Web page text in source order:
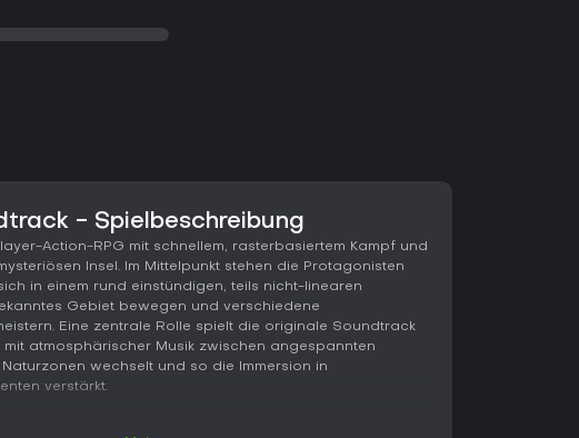
- Spielbeschreibung
Action-RPG mit schnellem, rasterbasiertem Kampf und
Insel. Im Mittelpunkt stehen die Protagonisten
in einem rund einstündigen, teils nicht-linearen
Gebiet bewegen und verschiedene
Eine zentrale Rolle spielt die originale Soundtrack
mit atmosphärischer Musik zwischen angespannten
wechselt und so die Immersion in
verstärkt.